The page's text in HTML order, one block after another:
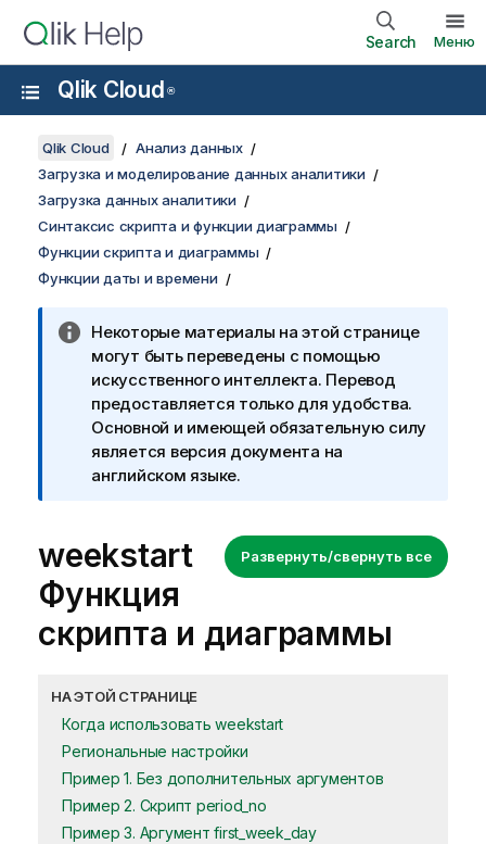
Search Меню
Qlik Cloud ®
Qlik Cloud
Анализ данных
Загрузка и моделирование данных аналитики
Загрузка данных аналитики
Синтаксис скрипта и функции диаграммы
Функции скрипта и диаграммы
Функции даты и времени
Некоторые материалы на этой странице
могут быть переведены с помощью
искусственного интеллекта. Перевод
предоставляется только для удобства.
Основной и имеющей обязательную силу
является версия документа на
английском языке.
Развернуть/свернуть все
weekstart
Функция
скрипта и диаграммы
НА ЭТОЙ СТРАНИЦЕ
Когда использовать weekstart
Региональные настройки
Пример 1. Без дополнительных аргументов
Пример 2. Скрипт period_no
Пример 3. Аргумент first_week_day